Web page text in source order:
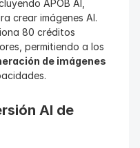
APOB AI,
crear imágenes AI.
80 créditos
permitiendo a los
de imágenes
AI de